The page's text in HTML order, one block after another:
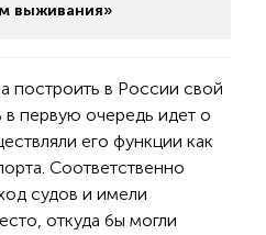
выживания»
построить в России свой
первую очередь идет о
его функции как
Соответственно
судов и имели
откуда бы могли